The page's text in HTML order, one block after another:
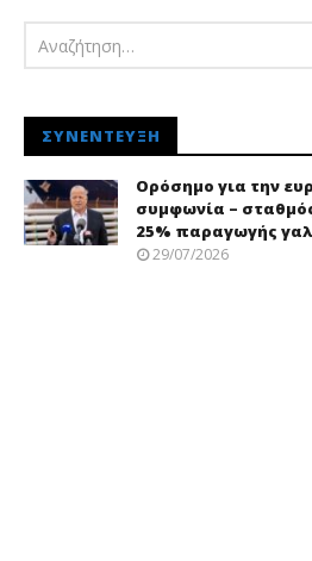
ΣΥΝΈΝΤΕΥΞΗ
Ορόσημο για την
συμφωνία – σταθμός
25% παραγωγής
29/07/2026